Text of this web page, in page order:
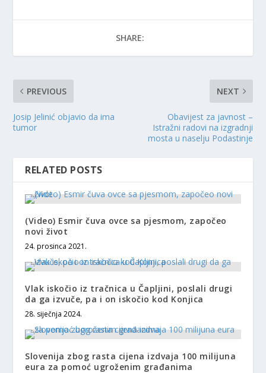
SHARE:
PREVIOUS
Josip Jelinić objavio da ima
tumor
NEXT
Obavijest za javnost –
Istražni radovi na izgradnji
mosta u naselju Podastinje
RELATED POSTS
(Video) Esmir čuva ovce sa pjesmom, započeo
novi život
24. prosinca 2021.
Vlak iskočio iz tračnica u Čapljini, poslali drugi
da ga izvuče, pa i on iskočio kod Konjica
28. siječnja 2024.
Slovenija zbog rasta cijena izdvaja 100 milijuna
eura za pomoć ugroženim građanima